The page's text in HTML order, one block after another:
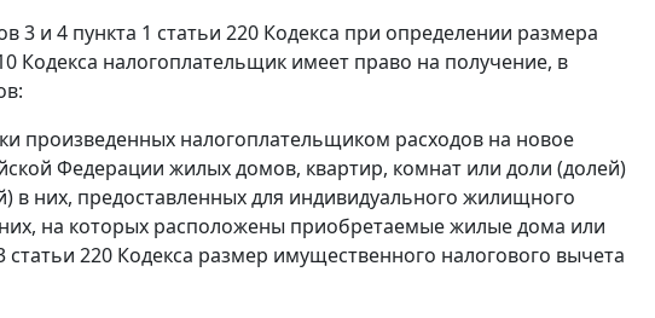
и 4 пункта 1 статьи 220 Кодекса при определении размера
Кодекса налогоплательщик имеет право на получение, в
произведенных налогоплательщиком расходов на новое
Федерации жилых домов, квартир, комнат или доли (долей)
в них, предоставленных для индивидуального жилищного
на которых расположены приобретаемые жилые дома или
220 Кодекса размер имущественного налогового вычета